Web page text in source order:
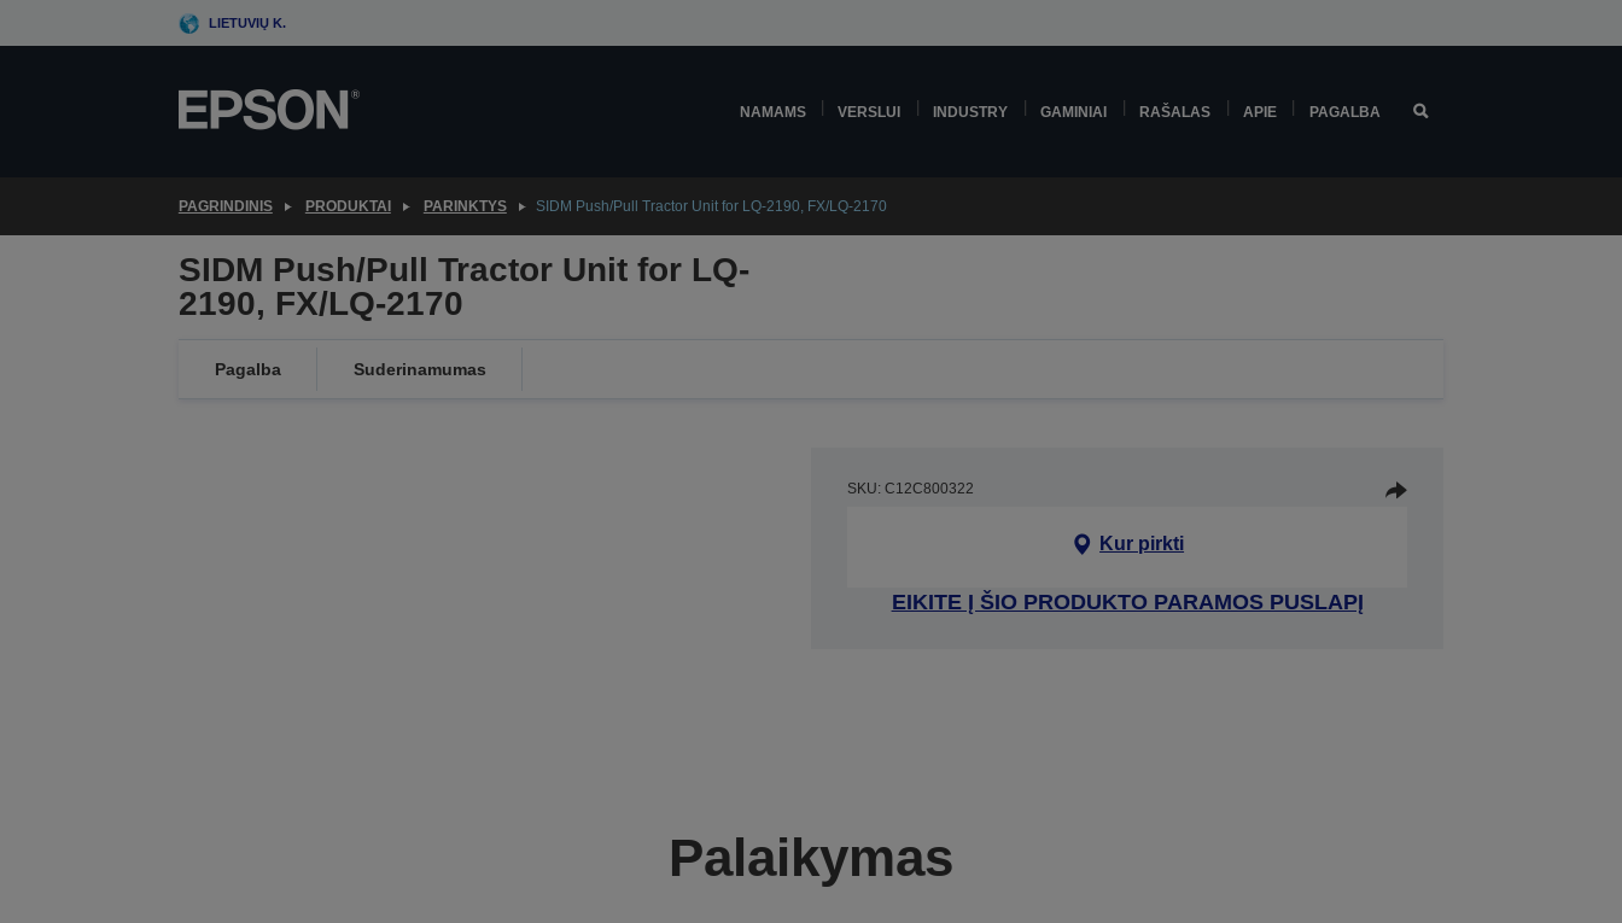
to
LIETUVIŲ K.
NAMAMS VERSLUI INDUSTRY GAMINIAI RAŠALAS APIE PAGALBA
PAGRINDINIS PRODUKTAI PARINKTYS SIDM Push/Pull Tractor Unit for LQ-2190, FX/LQ-2170
SIDM Push/Pull Tractor Unit for LQ-
2190, FX/LQ-2170
Pagalba Suderinamumas
SKU: C12C800322
Kur pirkti
EIKITE Į ŠIO PRODUKTO PARAMOS PUSLAPĮ
Palaikymas